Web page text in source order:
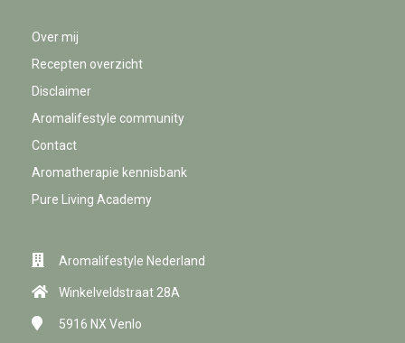
Over mij
Recepten overzicht
Disclaimer
Aromalifestyle community
Contact
Aromatherapie kennisbank
Pure Living Academy
Aromalifestyle Nederland
Winkelveldstraat 28A
5916 NX Venlo